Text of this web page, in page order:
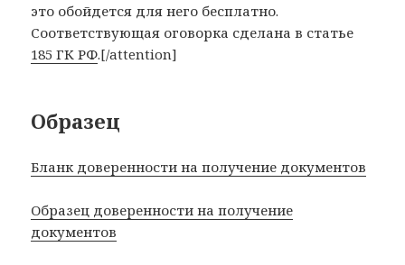
это обойдется для него бесплатно.
Соответствующая оговорка сделана в статье
185 ГК РФ.[/attention]
Образец
Бланк доверенности на получение документов
Образец доверенности на получение
документов